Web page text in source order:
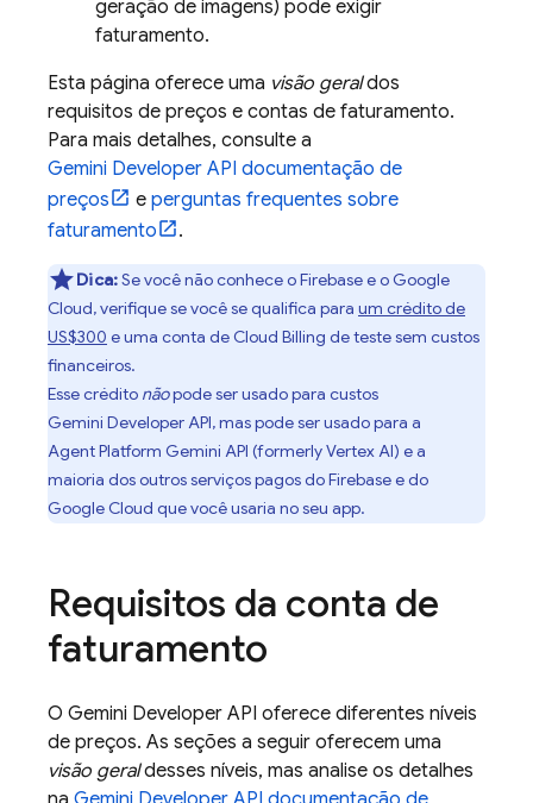
geração de imagens) pode exigir
faturamento.
Esta página oferece uma visão geraldos
requisitos de preços e contas de faturamento.
Para mais detalhes, consulte a
Gemini Developer API documentação de
preços
e perguntas frequentes sobre
faturamento
.
Dica:Se você não conhece o Firebase e o Google
Cloud, verifique se você se qualifica para um crédito de
US$300 e uma conta de Cloud Billing de teste sem custos
financeiros.
Esse crédito nãopode ser usado para custos
Gemini Developer API, mas pode ser usado para a
Agent Platform Gemini API (formerly Vertex AI) e a
maioria dos outros serviços pagos do Firebase e do
Google Cloud que você usaria no seu app.
Requisitos da conta de
faturamento
O Gemini Developer API oferece diferentes níveis
de preços. As seções a seguir oferecem uma
visão geraldesses níveis, mas analise os detalhes